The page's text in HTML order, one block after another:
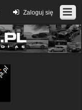
Zaloguj się